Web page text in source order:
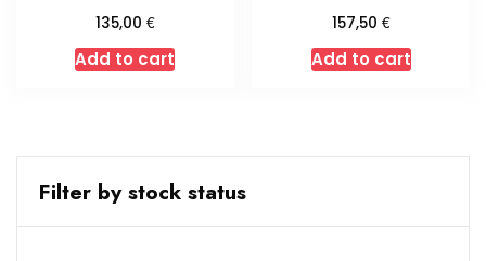
135,00 €
Add to cart
157,50 €
Add to cart
Filter by stock status